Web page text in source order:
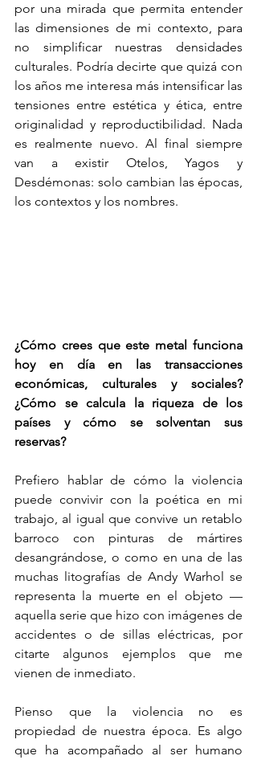
por una mirada que permita entender
las dimensiones de mi contexto, para
no simplificar nuestras densidades
culturales. Podría decirte que quizá con
los años me interesa más intensificar las
tensiones entre estética y ética, entre
originalidad y reproductibilidad. Nada
es realmente nuevo. Al final siempre
van a existir Otelos, Yagos y
Desdémonas: solo cambian las épocas,
los contextos y los nombres.
¿Cómo crees que este metal funciona
hoy en día en las transacciones
económicas, culturales y sociales?
¿Cómo se calcula la riqueza de los
países y cómo se solventan sus
reservas?
Prefiero hablar de cómo la violencia
puede convivir con la poética en mi
trabajo, al igual que convive un retablo
barroco con pinturas de mártires
desangrándose, o como en una de las
muchas litografías de Andy Warhol se
representa la muerte en el objeto —
aquella serie que hizo con imágenes de
accidentes o de sillas eléctricas, por
citarte algunos ejemplos que me
vienen de inmediato.
Pienso que la violencia no es
propiedad de nuestra época. Es algo
que ha acompañado al ser humano